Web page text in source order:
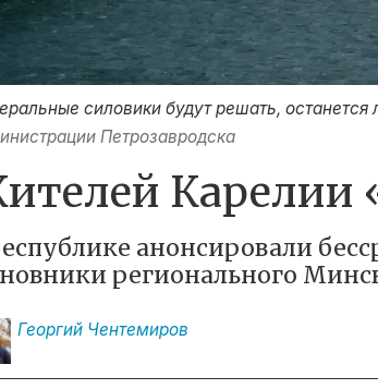
силовики будут решать,
Петрозавродска
Карелии
анонсировали
регионального
Георгий Чентемиров